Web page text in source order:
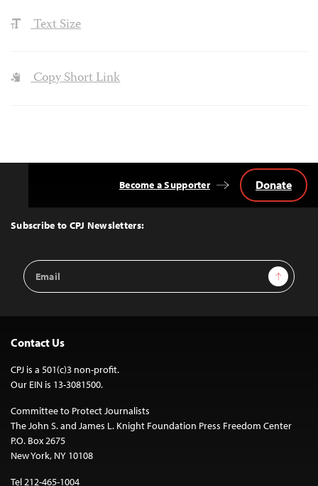
Text Size
Copy Short Link
Top
Subscribe to CPJ Newsletters:
Email
Address
Sign Up
Become a Supporter Donate
Contact Us
CPJ is a 501(c)3 non-profit.
Our EIN is 13-3081500.
Committee to Protect Journalists
The John S. and James L. Knight Foundation Press Freedom Center
P.O. Box 2675
New York, NY 10108
Tel 212-465-1004